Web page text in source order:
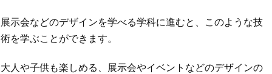
展示会などのデザインを学べる学科に進むと、このような技
術を学ぶことができます。
大人や子供も楽しめる、展示会やイベントなどのデザインの